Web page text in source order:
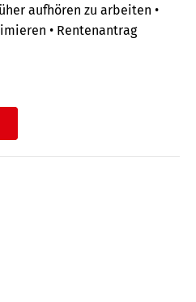
aufhören zu arbeiten •
• Rentenantrag